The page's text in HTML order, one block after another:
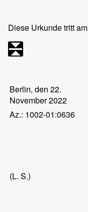
Diese Urkunde tritt
Berlin, den 22.
November 2022
Az.: 1002-01:0636
(L. S.)